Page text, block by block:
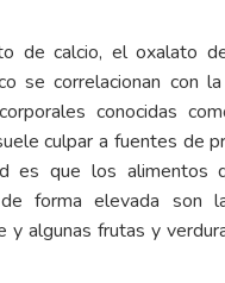
de calcio, el oxalato
se correlacionan con
conocidas
culpar a fuentes de
es que los alimentos
forma elevada son
y algunas frutas y